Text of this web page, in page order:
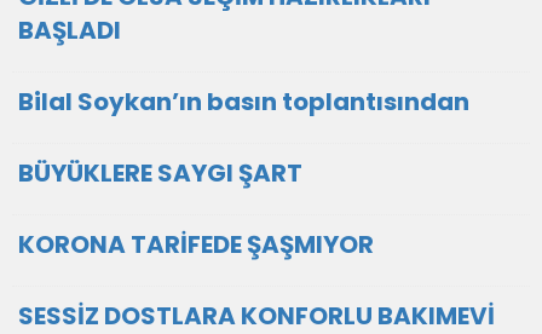
BAŞLADI
Bilal Soykan’ın basın toplantısından
BÜYÜKLERE SAYGI ŞART
KORONA TARİFEDE ŞAŞMIYOR
SESSİZ DOSTLARA KONFORLU BAKIMEVİ